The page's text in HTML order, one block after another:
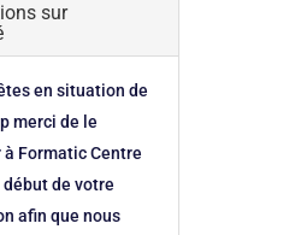
sur
en situation de
merci de le
Formatic Centre
de votre
afin que nous